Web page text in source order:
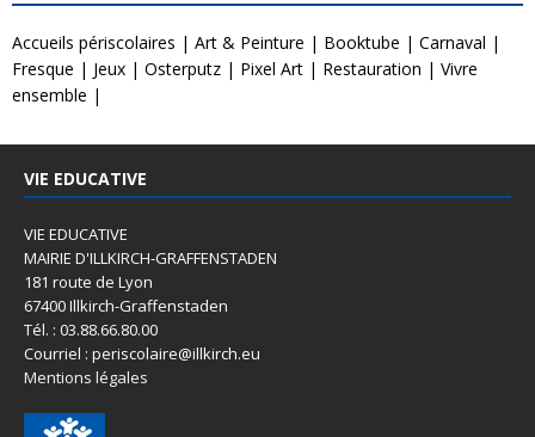
Accueils périscolaires | Art & Peinture | Booktube | Carnaval |
Fresque | Jeux | Osterputz | Pixel Art | Restauration | Vivre
ensemble |
VIE EDUCATIVE
VIE EDUCATIVE
MAIRIE D'ILLKIRCH-GRAFFENSTADEN
181 route de Lyon
67400 Illkirch-Graffenstaden
Tél. : 03.88.66.80.00
Courriel : periscolaire@illkirch.eu
Mentions légales